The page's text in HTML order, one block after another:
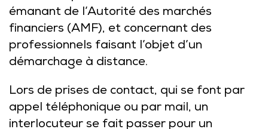
émanant de l’Autorité des marchés
financiers (AMF), et concernant des
professionnels faisant l’objet d’un
démarchage à distance.
Lors de prises de contact, qui se font par
appel téléphonique ou par mail, un
interlocuteur se fait passer pour un